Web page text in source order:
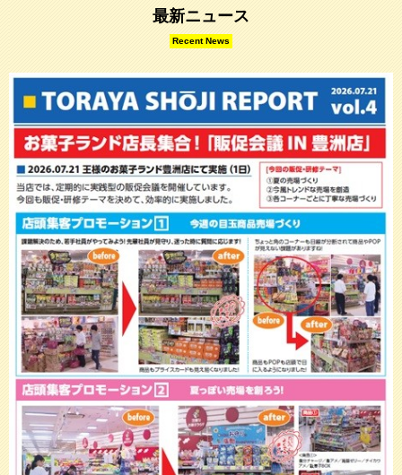
最新ニュース
Recent News